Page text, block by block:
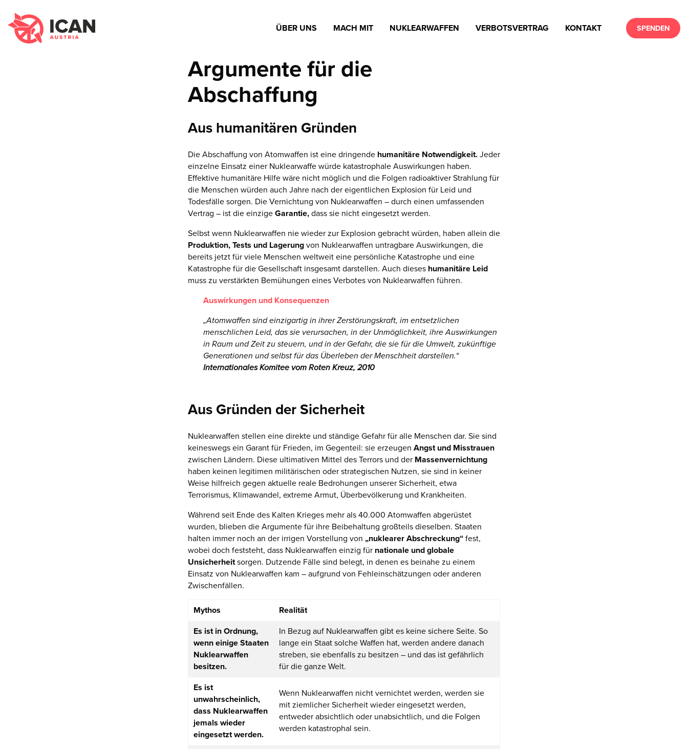
ÜBER UNS MACH MIT NUKLEARWAFFEN VERBOTSVERTRAG KONTAKT SPENDEN
Argumente für die
Abschaffung
Aus humanitären Gründen
Die Abschaffung von Atomwaffen ist eine dringende humanitäre Notwendigkeit.Jeder
einzelne Einsatz einer Nuklearwaffe würde katastrophale Auswirkungen haben.
Effektive humanitäre Hilfe wäre nicht möglich und die Folgen radioaktiver Strahlung für
die Menschen würden auch Jahre nach der eigentlichen Explosion für Leid und
Todesfälle sorgen. Die Vernichtung von Nuklearwaffen – durch einen umfassenden
Vertrag – ist die einzigeGarantie,dass sie nicht eingesetzt werden.
Selbst wenn Nuklearwaffen nie wieder zur Explosion gebracht würden, haben allein die
Produktion, Tests und Lagerungvon Nuklearwaffen untragbare Auswirkungen, die
bereits jetzt für viele Menschen weltweit eine persönliche Katastrophe und eine
Katastrophe für die Gesellschaft insgesamt darstellen. Auch dieses humanitäre Leid
muss zu verstärkten Bemühungen eines Verbotes von Nuklearwaffen führen.
Auswirkungen und Konsequenzen
„Atomwaffen sind einzigartig in ihrer Zerstörungskraft, im entsetzlichen
menschlichen Leid, das sie verursachen, in der Unmöglichkeit, ihre Auswirkungen
in Raum und Zeit zu steuern, und in der Gefahr, die sie für die Umwelt, zukünftige
Generationen und selbst für das Überleben der Menschheit darstellen.“
Internationales Komitee vom Roten Kreuz, 2010
Aus Gründen der Sicherheit
Nuklearwaffen stellen eine direkte und ständige Gefahr für alle Menschen dar. Sie sind
keineswegs ein Garant für Frieden, im Gegenteil: sie erzeugen Angst und Misstrauen
zwischen Ländern. Diese ultimativen Mittel des Terrors und der Massenvernichtung
haben keinen legitimen militärischen oder strategischen Nutzen, sie sind in keiner
Weise hilfreich gegen aktuelle reale Bedrohungen unserer Sicherheit, etwa
Terrorismus, Klimawandel, extreme Armut, Überbevölkerung und Krankheiten.
Während seit Ende des Kalten Krieges mehr als 40.000 Atomwaffen abgerüstet
wurden, blieben die Argumente für ihre Beibehaltung großteils dieselben. Staaten
halten immer noch an der irrigen Vorstellung von „nuklearer Abschreckung“fest,
wobei doch feststeht, dass Nuklearwaffen einzig für nationale und globale
Unsicherheitsorgen. Dutzende Fälle sind belegt, in denen es beinahe zu einem
Einsatz von Nuklearwaffen kam – aufgrund von Fehleinschätzungen oder anderen
Zwischenfällen.
Mythos
Realität
Es ist in Ordnung,
wenn einige Staaten
Nuklearwaffen
besitzen.
In Bezug auf Nuklearwaffen gibt es keine sichere Seite. So
lange ein Staat solche Waffen hat, werden andere danach
streben, sie ebenfalls zu besitzen – und das ist gefährlich
für die ganze Welt.
Es ist
unwahrscheinlich,
dass Nuklearwaffen
jemals wieder
eingesetzt werden.
Wenn Nuklearwaffen nicht vernichtet werden, werden sie
mit ziemlicher Sicherheit wieder eingesetzt werden,
entweder absichtlich oder unabsichtlich, und die Folgen
werden katastrophal sein.